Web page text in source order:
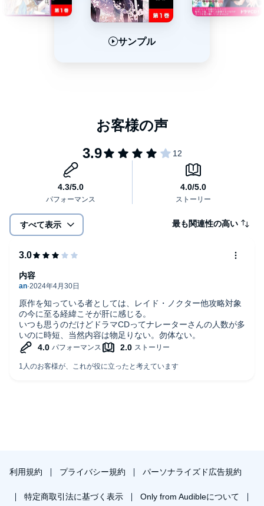
サンプル
すべて表示 最も関連性の高い
原作を知っている者としては、レイド・ノクター他攻略対象
の今に至る経緯こそが肝に感じる。
いつも思うのだけどドラマCDってナレーターさんの人数が多
いのに時短、当然内容は物足りない。勿体ない。
内容
利用規約 プライバシー規約 パーソナライズド広告規約
特定商取引法に基づく表示 Only from Audibleについて